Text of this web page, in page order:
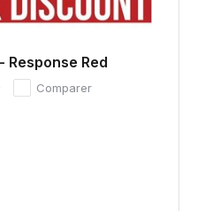
Response Red
Comparer